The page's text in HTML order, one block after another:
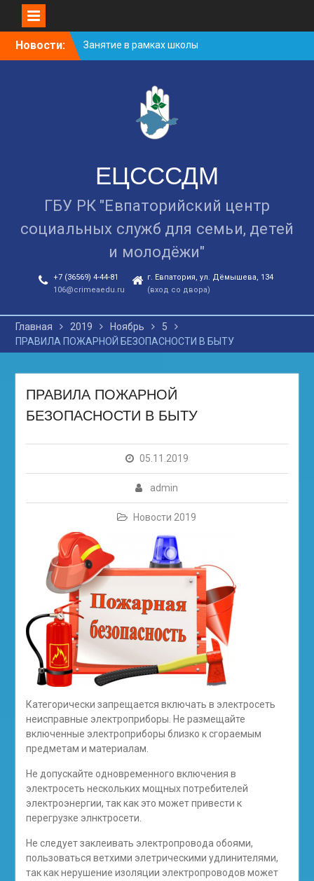
SkipНовости:
Евпатории
Проведение обучающих
интерактивных занятий
Уличная акция
«Здоровью — ДА!
Наркотикам — НЕТ!»
ЕЦСССДМ
ГБУ РК "Евпаторийский центр
социальных служб для семьи, детей
и молодёжи"
+7 (36569) 4-44-81
106@crimeaedu.ru
г. Евпатория, ул. Дёмышева, 134
(вход со двора)
Главная 2019 Ноябрь
5
ПРАВИЛА ПОЖАРНОЙ БЕЗОПАСНОСТИ В БЫТУ
ПРАВИЛА ПОЖАРНОЙ
БЕЗОПАСНОСТИ В БЫТУ
05.11.2019
admin
Новости 2019
Категорически запрещается включать в электросеть
неисправные электроприборы. Не размещайте
включенные электроприборы близко к сгораемым
предметам и материалам.
Не допускайте одновременного включения в
электросеть нескольких мощных потребителей
электроэнергии, так как это может привести к
перегрузке элнктросети.
Не следует заклеивать электропровода обоями,
пользоваться ветхими элетрическими удлинителями,
так как нерушение изоляции электропроводов может